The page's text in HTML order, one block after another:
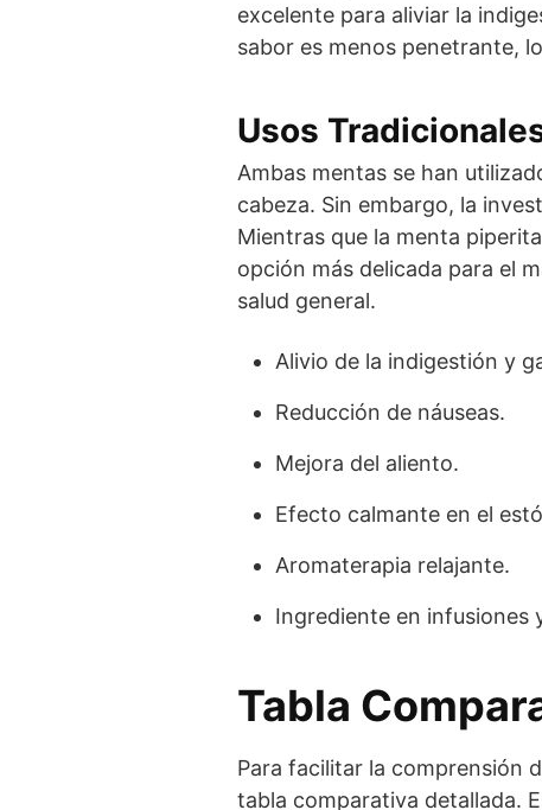
excelente para aliviar la
sabor es menos penetrante,
Usos
Ambas mentas se han
cabeza. Sin embargo, la
Mientras que la menta
opción más delicada para el
salud general.
Alivio de la indigestión y
Reducción de náuseas.
Mejora del aliento.
Efecto calmante en el
Aromaterapia relajante.
Ingrediente en infusiones
Tabla
Para facilitar la comprensión
tabla comparativa detallada.